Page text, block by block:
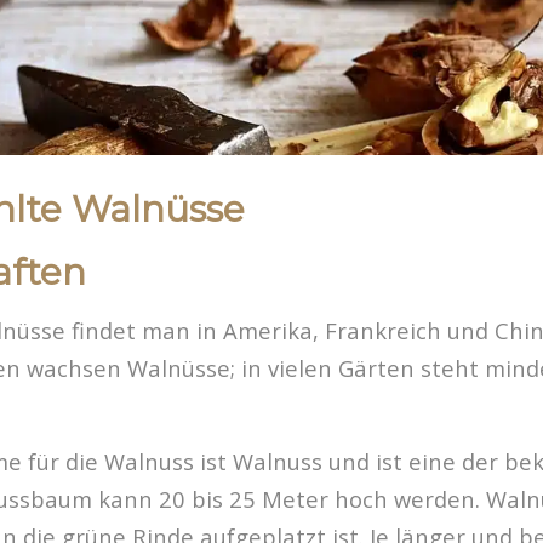
Walnüsse
findet man in Amerika, Frankreich und
wachsen Walnüsse; in vielen Gärten steht
für die Walnuss ist Walnuss und ist eine der
kann 20 bis 25 Meter hoch werden.
die grüne Rinde aufgeplatzt ist. Je länger und